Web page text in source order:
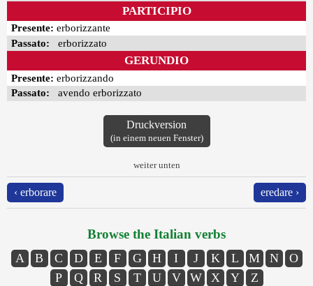
PARTICIPIO
Presente: erborizzante
Passato: erborizzato
GERUNDIO
Presente: erborizzando
Passato: avendo erborizzato
Druckversion
(in einem neuen Fenster)
weiter unten
‹ erborare eredare ›
Browse the Italian verbs
A B C D E F G H I J K L M N
O
P
Q R S T U V W X Y Z